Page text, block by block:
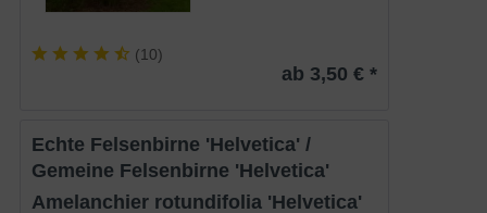
(10)
ab 3,50 € *
Echte Felsenbirne 'Helvetica' /
Gemeine Felsenbirne 'Helvetica'
Amelanchier rotundifolia 'Helvetica'